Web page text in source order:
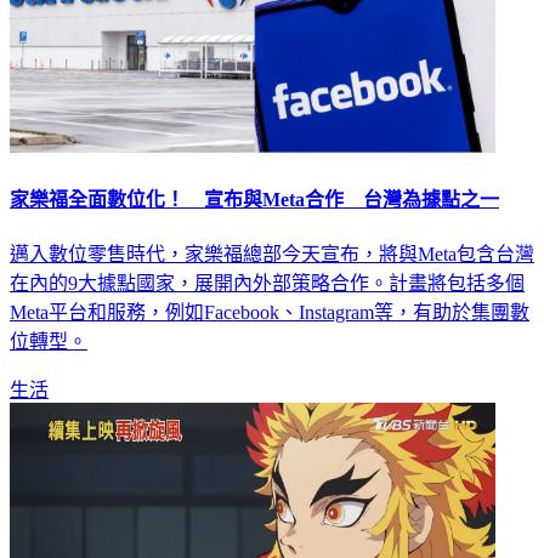
家樂福全面數位化！ 宣布與Meta合作 台灣為據點之一
邁入數位零售時代，家樂福總部今天宣布，將與Meta包含台灣
在內的9大據點國家，展開內外部策略合作。計畫將包括多個
Meta平台和服務，例如Facebook、Instagram等，有助於集團數
位轉型。
生活